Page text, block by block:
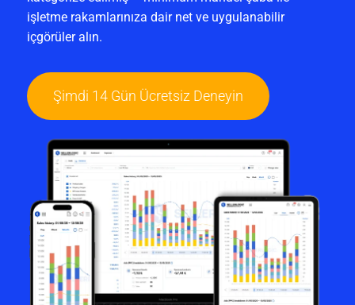
işletme rakamlarınıza dair net ve uygulanabilir
içgörüler alın.
Şimdi 14 Gün Ücretsiz Deneyin